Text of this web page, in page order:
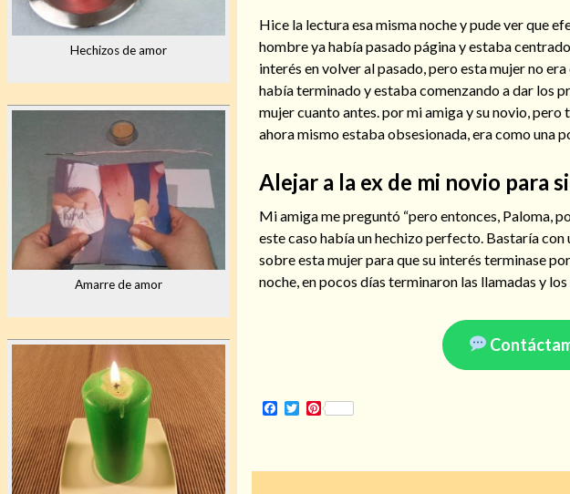
Hechizos de amor
Amarre de amor
Hice la lectura esa misma noche y pude ver que
hombre ya había pasado página y estaba
interés en volver al pasado, pero esta mujer no
había terminado y estaba comenzando a dar los
mujer cuanto antes. por mi amiga y su novio,
ahora mismo estaba obsesionada, era como una
Alejar a la ex de mi novio para
Mi amiga me preguntó “pero entonces, Paloma,
este caso había un hechizo perfecto. Bastaría
sobre esta mujer para que su interés terminase
noche, en pocos días terminaron las llamadas y los
Facebook
TwitterPinterest